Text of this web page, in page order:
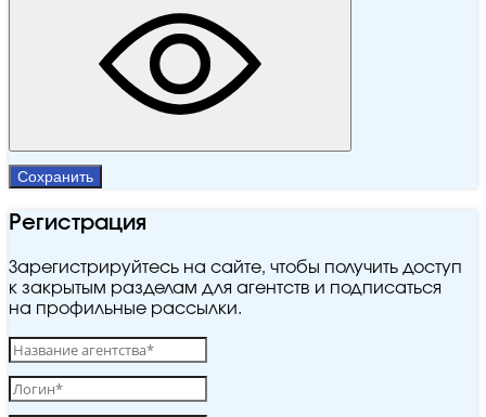
Сохранить
Регистрация
Зарегистрируйтесь на сайте, чтобы получить доступ
к закрытым разделам для агентств и подписаться
на профильные рассылки.